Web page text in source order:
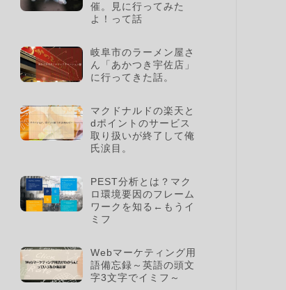
催。見に行ってみた
よ！って話
岐阜市のラーメン屋さ
ん「あかつき宇佐店」
に行ってきた話。
マクドナルドの楽天と
dポイントのサービス
取り扱いが終了して俺
氏涙目。
PEST分析とは？マク
ロ環境要因のフレーム
ワークを知る←もうイ
ミフ
Webマーケティング用
語備忘録～英語の頭文
字3文字でイミフ～